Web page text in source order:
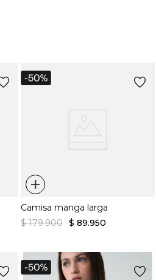
+
Camisa manga larga
$ 179.900 $ 89.950